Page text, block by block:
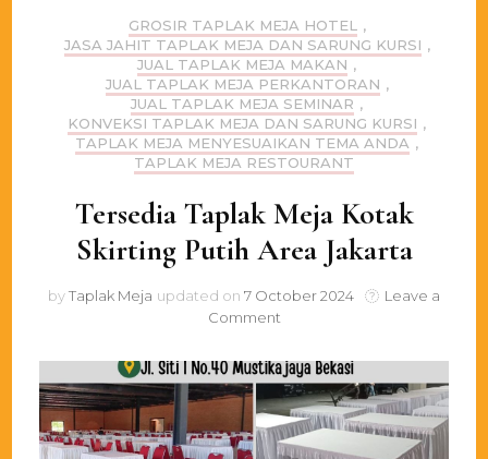
GROSIR TAPLAK MEJA HOTEL
,
JASA JAHIT TAPLAK MEJA DAN SARUNG KURSI ,
JUAL TAPLAK MEJA MAKAN ,
JUAL TAPLAK MEJA PERKANTORAN ,
JUAL TAPLAK MEJA SEMINAR ,
KONVEKSI TAPLAK MEJA DAN SARUNG KURSI ,
TAPLAK MEJA MENYESUAIKAN TEMA ANDA ,
TAPLAK MEJA RESTOURANT
Tersedia Taplak Meja Kotak
Skirting Putih Area Jakarta
byTaplak Meja updated on 7 October 2024
Leave a
Commenton
Taplak
Meja
Kotak
Skirting
Putih